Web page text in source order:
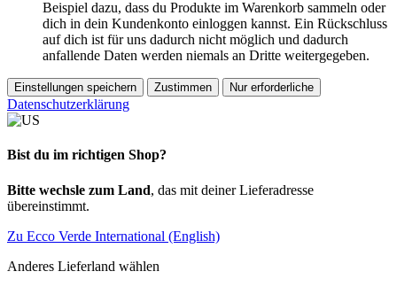
Beispiel dazu, dass du Produkte im Warenkorb sammeln oder
dich in dein Kundenkonto einloggen kannst. Ein Rückschluss
auf dich ist für uns dadurch nicht möglich und dadurch
anfallende Daten werden niemals an Dritte weitergegeben.
Einstellungen speichern Zustimmen Nur erforderliche
Datenschutzerklärung
Bist du im richtigen Shop?
Bitte wechsle zum Land, das mit deiner Lieferadresse
übereinstimmt.
Zu Ecco Verde International (English)
Anderes Lieferland wählen